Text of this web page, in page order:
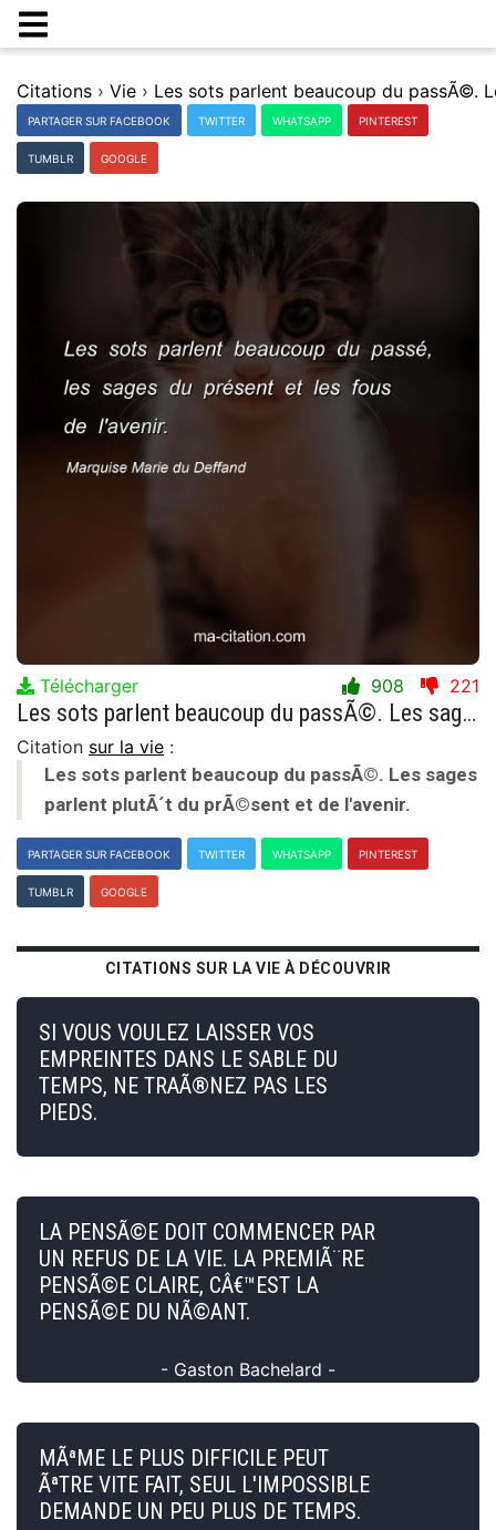
Citations › Vie ›
PARTAGER SUR FACEBOOK TWITTER WHATSAPP PINTEREST
TUMBLR GOOGLE
Télécharger 908 221
Les sots parlent beaucoup du passÃ©. Les sages parlent plutÃ´t du prÃ©sent et de l'avenir.
Citation sur la vie :
Les sots parlent beaucoup du passÃ©. Les sages
parlent plutÃ´t du prÃ©sent et de l'avenir.
PARTAGER SUR FACEBOOK TWITTER WHATSAPP PINTEREST
TUMBLR GOOGLE
CITATIONS SUR LA VIE À DÉCOUVRIR
SI VOUS VOULEZ LAISSER VOS
EMPREINTES DANS LE SABLE DU
TEMPS, NE TRAÃ®NEZ PAS LES
PIEDS.
LA PENSÃ©E DOIT COMMENCER PAR
UN REFUS DE LA VIE. LA PREMIÃ¨RE
PENSÃ©E CLAIRE, CÂ€™EST LA
PENSÃ©E DU NÃ©ANT.
- Gaston Bachelard -
MÃªME LE PLUS DIFFICILE PEUT
ÃªTRE VITE FAIT, SEUL L'IMPOSSIBLE
DEMANDE UN PEU PLUS DE TEMPS.